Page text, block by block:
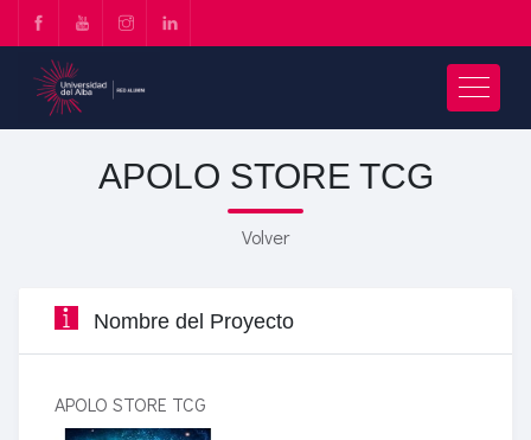
APOLO STORE TCG
Volver
Nombre del Proyecto
APOLO STORE TCG